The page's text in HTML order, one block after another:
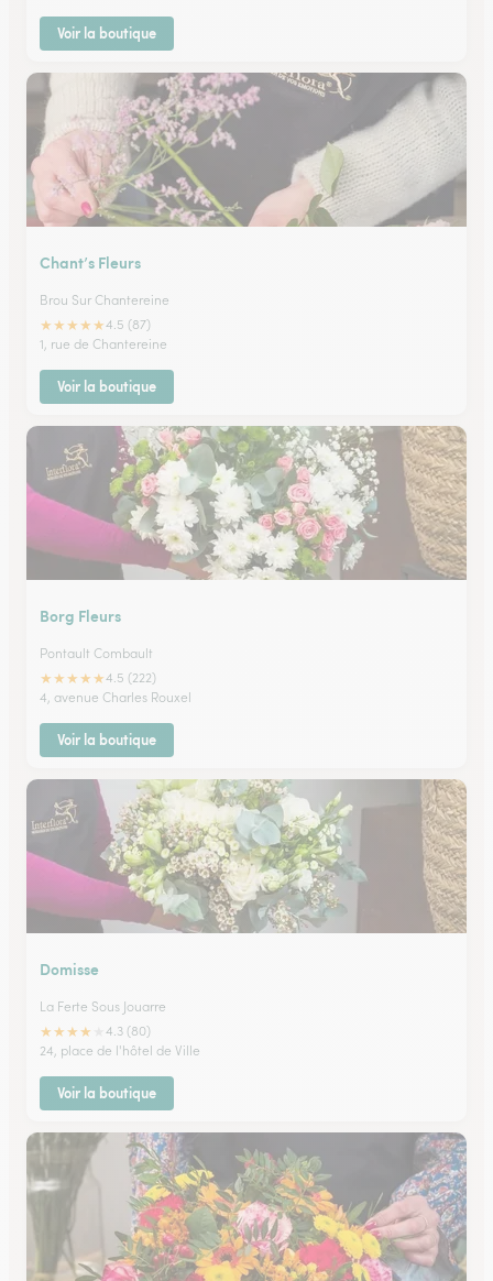
Voir la boutique
Chant’s Fleurs
Brou Sur Chantereine
★★★★★4.5 (87)
1, rue de Chantereine
Voir la boutique
Borg Fleurs
Pontault Combault
★★★★★4.5 (222)
4, avenue Charles Rouxel
Voir la boutique
Domisse
La Ferte Sous Jouarre
★★★★
4.3 (80)
24, place de l'hôtel de Ville
Voir la boutique